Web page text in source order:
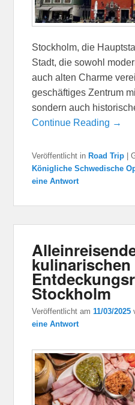
Stockholm, die
Stadt, die sowohl
auch alten Charme
geschäftiges Zentrum
sondern auch
Continue Reading →
Veröffentlicht in Road Trip |
Königliche Schwedische
eine Antwort
kulinarischen
Stockholm
Veröffentlicht am11/03/2025
eine Antwort